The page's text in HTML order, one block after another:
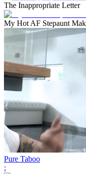
The Inappropriate Letter
My Hot AF Stepaunt
Pure Taboo
;